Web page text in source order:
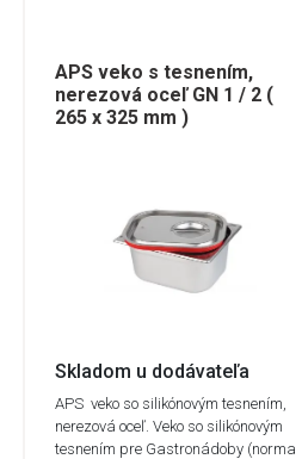
APS veko s tesnením,
nerezová oceľ GN 1 / 2 (
265 x 325 mm )
Skladom u dodávateľa
APS veko so silikónovým tesnením,
nerezová oceľ. Veko so silikónovým
tesnením pre Gastronádoby (norma